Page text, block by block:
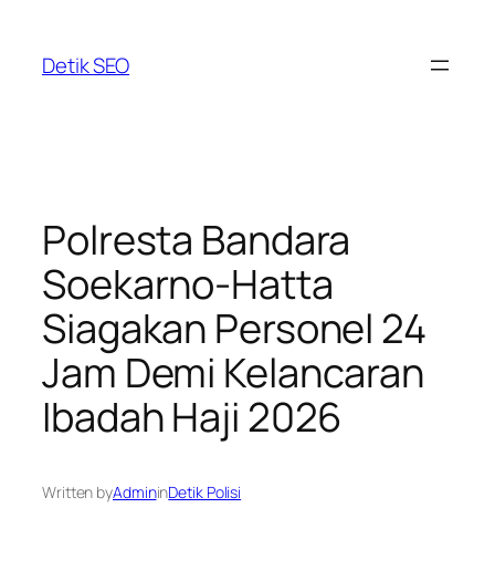
content
Detik SEO
Polresta Bandara
Soekarno-Hatta
Siagakan Personel 24
Jam Demi Kelancaran
Ibadah Haji 2026
Written byAdmininDetik Polisi